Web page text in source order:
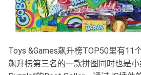
Toys &Games飙升榜TOP50里有11
飙升榜第三名的一款拼图同时也是